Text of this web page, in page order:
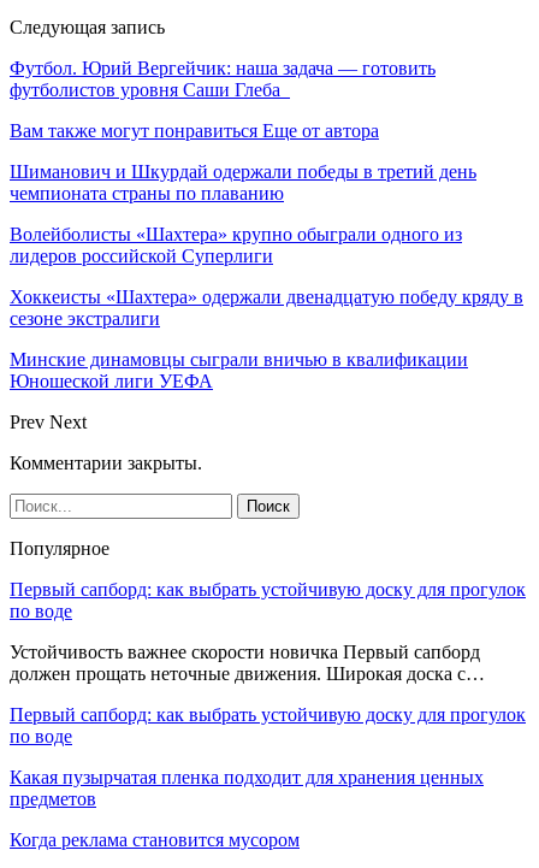
Следующая запись
Футбол. Юрий Вергейчик: наша задача — готовить
футболистов уровня Саши Глеба
Вам также могут понравиться Еще от автора
Шиманович и Шкурдай одержали победы в третий день
чемпионата страны по плаванию
Волейболисты «Шахтера» крупно обыграли одного из
лидеров российской Суперлиги
Хоккеисты «Шахтера» одержали двенадцатую победу кряду в
сезоне экстралиги
Минские динамовцы сыграли вничью в квалификации
Юношеской лиги УЕФА
Prev Next
Комментарии закрыты.
Популярное
Первый сапборд: как выбрать устойчивую доску для прогулок
по воде
Устойчивость важнее скорости новичка Первый сапборд
должен прощать неточные движения. Широкая доска с…
Первый сапборд: как выбрать устойчивую доску для прогулок
по воде
Какая пузырчатая пленка подходит для хранения ценных
предметов
Когда реклама становится мусором